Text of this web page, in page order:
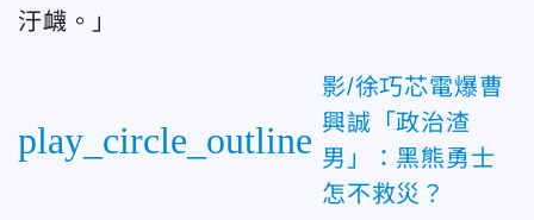
汙衊。」
play_circle_outline
影/徐巧芯電爆曹
興誠「政治渣
男」：黑熊勇士
怎不救災？